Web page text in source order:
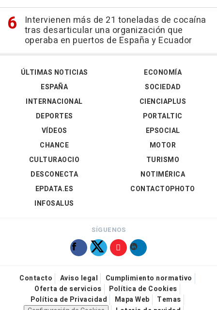
Intervienen más de 21 toneladas de cocaína
tras desarticular una organización que
operaba en puertos de España y Ecuador
ÚLTIMAS NOTICIAS
ESPAÑA
INTERNACIONAL
DEPORTES
VÍDEOS
ECONOMÍA
SOCIEDAD
CIENCIAPLUS
PORTALTIC
EPSOCIAL
CHANCE
CULTURAOCIO
DESCONECTA
EPDATA.ES
INFOSALUS
MOTOR
TURISMO
NOTIMÉRICA
CONTACTOPHOTO
SÍGUENOS
Contacto Aviso legal
Cumplimiento normativo
Oferta de servicios
Política de Cookies
Política de Privacidad
Mapa Web
Temas